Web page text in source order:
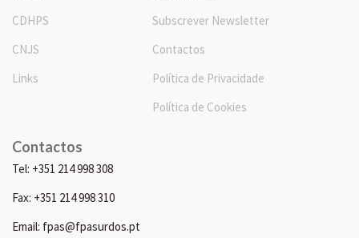
CDHPS
CNJS
Links
Subscrever Newsletter
Contactos
Política de Privacidade
Política de Cookies
Contactos
Tel: +351 214 998 308
Fax: +351 214 998 310
Email: fpas@fpasurdos.pt